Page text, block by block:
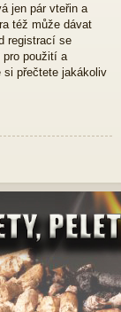
jen pár vteřin a
též může dávat
registrací se
použití a
si přečtete jakákoliv